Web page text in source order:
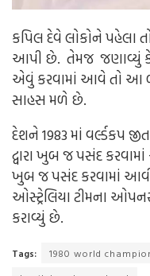
કપિલ દેવે લોકોને પહેલા
આપી છે. તેમજ જણાવ્યું
એવું કરવામાં આવે તો આ
સાહસ મળે છે.
દેશને 1983 માં વર્લ્ડકપ
દ્વારા ખુબ જ પસંદ
ખુબ જ પસંદ કરવામાં
ઓસ્ટ્રેલિયા ટીમના
કરાવ્યું છે.
Tags: 1980 world